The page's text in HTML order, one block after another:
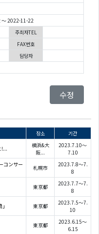
2022-11-22
주최자TEL
FAX번호
담당자
수정
장소 기간
!...
横浜&大
阪...
2023.7.10～
7.10
コンサー
札幌市
2023.7.8～7.
8
東京都
2023.7.7～7.
8
東京都
2023.7.5～7.
10
東京都
2023.6.15～
6.15